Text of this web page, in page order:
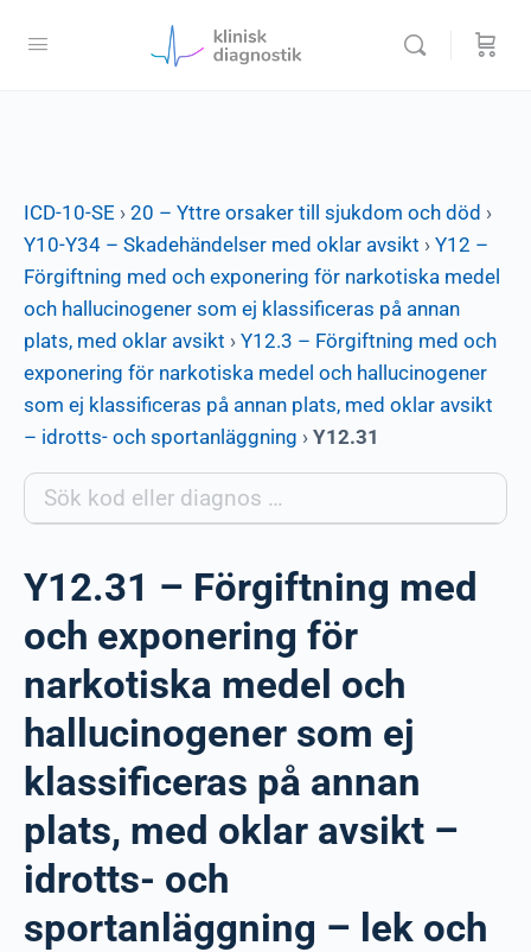
ICD-10-SE › 20 – Yttre orsaker till sjukdom och död ›
Y10-Y34 – Skadehändelser med oklar avsikt › Y12 –
Förgiftning med och exponering för narkotiska medel
och hallucinogener som ej klassificeras på annan
plats, med oklar avsikt › Y12.3 – Förgiftning med och
exponering för narkotiska medel och hallucinogener
som ej klassificeras på annan plats, med oklar avsikt
– idrotts- och sportanläggning › Y12.31
Y12.31 – Förgiftning med
och exponering för
narkotiska medel och
hallucinogener som ej
klassificeras på annan
plats, med oklar avsikt –
idrotts- och
sportanläggning – lek och